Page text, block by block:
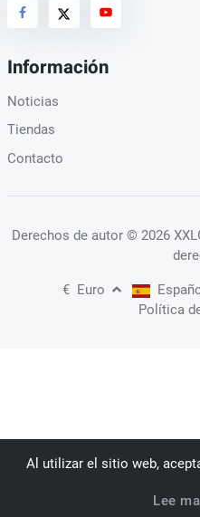
Información
Noticias
Tiendas
Contacto
Derechos de autor © 2026
€ Euro
Política
Al utilizar el sitio web,
Lee